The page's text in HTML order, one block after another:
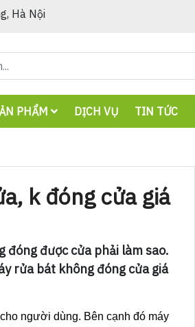
Hà Nội
PHẨM DỊCH VỤ TIN TỨC
k đóng cửa giá
đóng được cửa phải làm sao.
rửa bát không đóng cửa giá
người dùng. Bên cạnh đó máy